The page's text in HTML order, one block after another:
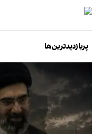
پربازدیدترین‌ها